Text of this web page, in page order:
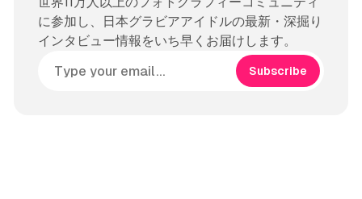
に参加し、日本グラビアアイドルの最新・深掘り
インタビュー情報をいち早くお届けします。
Subscribe